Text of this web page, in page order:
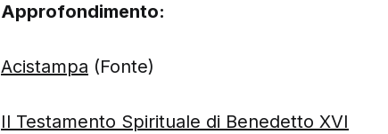
Approfondimento:
Acistampa (Fonte)
Il Testamento Spirituale di Benedetto XVI